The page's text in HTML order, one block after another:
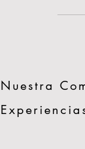
Nuestra